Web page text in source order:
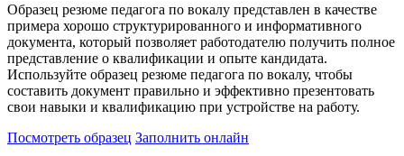
Образец резюме педагога по вокалу представлен в качестве
примера хорошо структурированного и информативного
документа, который позволяет работодателю получить полное
представление о квалификации и опыте кандидата.
Используйте образец резюме педагога по вокалу, чтобы
составить документ правильно и эффективно презентовать
свои навыки и квалификацию при устройстве на работу.
Посмотреть образец Заполнить онлайн